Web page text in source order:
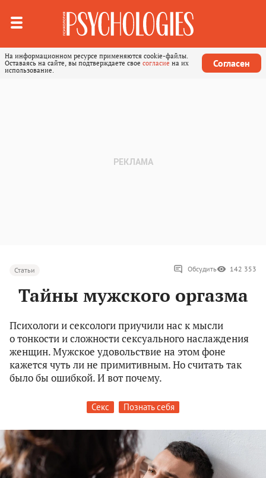
На информационном ресурсе применяются cookie-файлы.
Оставаясь на сайте, вы подтверждаете свое согласие на их
использование.
Согласен
Статьи Обсудить 142 353
Тайны мужского оргазма
Психологи и сексологи приучили нас к мысли
о тонкости и сложности сексуального наслаждения
женщин. Мужское удовольствие на этом фоне
кажется чуть ли не примитивным. Но считать так
было бы ошибкой. И вот почему.
Секс Познать себя